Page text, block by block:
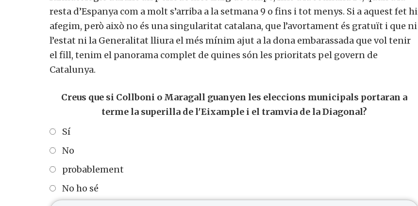
resta d’Espanya com a molt s’arriba a la setmana 9 o fins i tot menys. Si a aquest fet hi
afegim, però això no és una singularitat catalana, que l’avortament és gratuït i que ni
l’estat ni la Generalitat lliura el més mínim ajut a la dona embarassada que vol tenir
el fill, tenim el panorama complet de quines són les prioritats pel govern de
Catalunya.
Creus que si Collboni o Maragall guanyen les eleccions municipals portaran a
terme la superilla de l'Eixample i el tramvia de la Diagonal?
Sí
No
probablement
No ho sé